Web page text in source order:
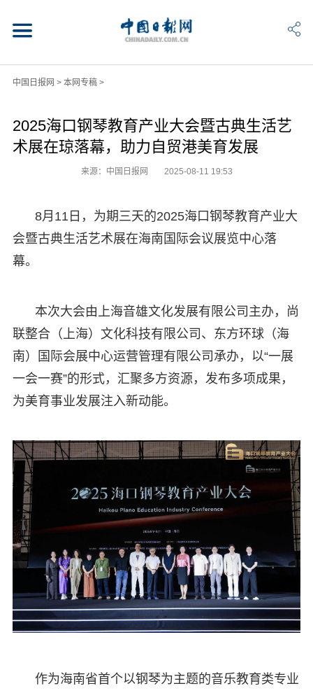
中国日报网 > 本网专稿>
2025海口钢琴教育产业大会暨古典生活艺
术展在琼落幕，助力自贸港美育发展
来源：中国日报网 2025-08-11 19:53
8月11日，为期三天的2025海口钢琴教育产业大
会暨古典生活艺术展在海南国际会议展览中心落
幕。
本次大会由上海音雄文化发展有限公司主办，尚
联整合（上海）文化科技有限公司、东方环球（海
南）国际会展中心运营管理有限公司承办，以“一展
一会一赛”的形式，汇聚多方资源，发布多项成果，
为美育事业发展注入新动能。
作为海南省首个以钢琴为主题的音乐教育类专业